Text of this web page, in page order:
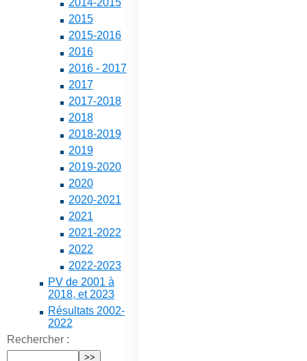
2014-2015
2015
2015-2016
2016
2016 - 2017
2017
2017-2018
2018
2018-2019
2019
2019-2020
2020
2020-2021
2021
2021-2022
2022
2022-2023
PV de 2001 à
2018, et 2023
Résultats 2002-
2022
Rechercher :